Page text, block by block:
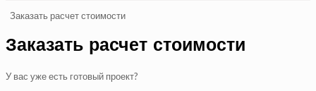
Заказать расчет стоимости
Заказать расчет стоимости
У вас уже есть готовый проект?